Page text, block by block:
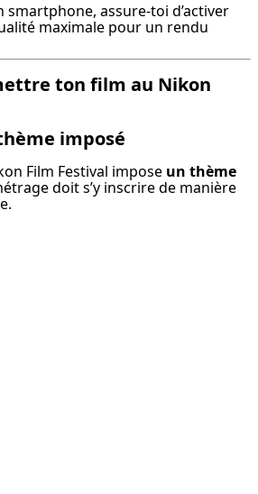
smartphone, assure-toi d’activer
maximale pour un rendu
ton film au Nikon
imposé
Film Festival impose un thème
doit s’y inscrire de manière